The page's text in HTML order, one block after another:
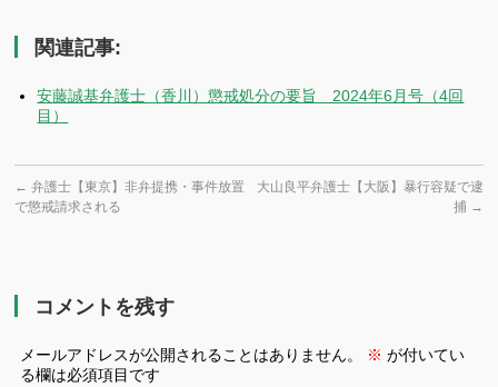
関連記事:
安藤誠基弁護士（香川）懲戒処分の要旨 2024年6月号（4回
目）
← 弁護士【東京】非弁提携・事件放置
で懲戒請求される
大山良平弁護士【大阪】暴行容疑で逮
捕 →
コメントを残す
メールアドレスが公開されることはありません。 ※ が付いてい
る欄は必須項目です